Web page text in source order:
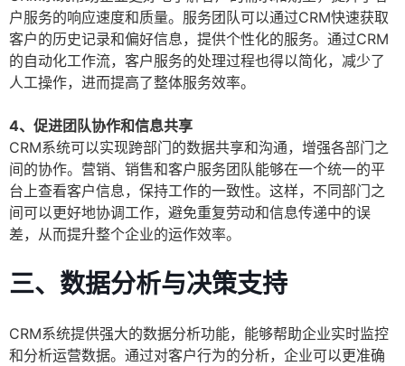
户服务的响应速度和质量。服务团队可以通过CRM快速获取
客户的历史记录和偏好信息，提供个性化的服务。通过CRM
的自动化工作流，客户服务的处理过程也得以简化，减少了
人工操作，进而提高了整体服务效率。
4、促进团队协作和信息共享
CRM系统可以实现跨部门的数据共享和沟通，增强各部门之
间的协作。营销、销售和客户服务团队能够在一个统一的平
台上查看客户信息，保持工作的一致性。这样，不同部门之
间可以更好地协调工作，避免重复劳动和信息传递中的误
差，从而提升整个企业的运作效率。
三、数据分析与决策支持
CRM系统提供强大的数据分析功能，能够帮助企业实时监控
和分析运营数据。通过对客户行为的分析，企业可以更准确